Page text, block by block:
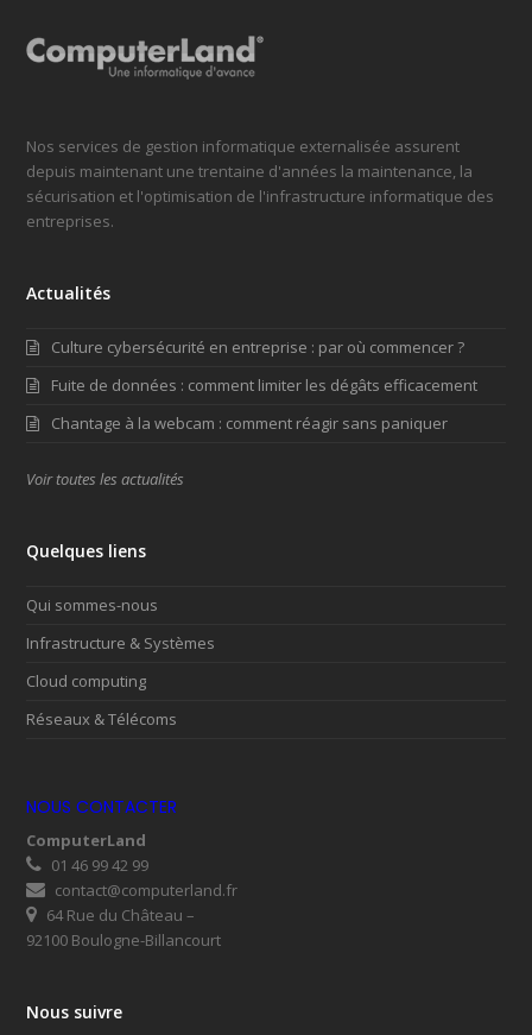
Nos services de gestion informatique externalisée assurent
depuis maintenant une trentaine d'années la maintenance, la
sécurisation et l'optimisation de l'infrastructure informatique des
entreprises.
Actualités
Culture cybersécurité en entreprise : par où commencer ?
Fuite de données : comment limiter les dégâts efficacement
Chantage à la webcam : comment réagir sans paniquer
Voir toutes les actualités
Quelques liens
Qui sommes-nous
Infrastructure & Systèmes
Cloud computing
Réseaux & Télécoms
NOUS CONTACTER
ComputerLand
01 46 99 42 99
contact@computerland.fr
64 Rue du Château –
92100 Boulogne-Billancourt
Nous suivre